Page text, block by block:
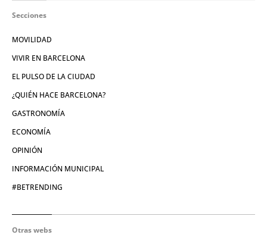
Secciones
MOVILIDAD
VIVIR EN BARCELONA
EL PULSO DE LA CIUDAD
¿QUIÉN HACE BARCELONA?
GASTRONOMÍA
ECONOMÍA
OPINIÓN
INFORMACIÓN MUNICIPAL
#BETRENDING
Otras webs